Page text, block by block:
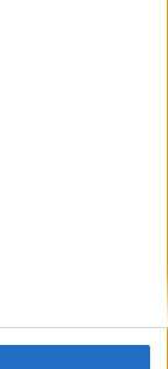
te daremos
para tu